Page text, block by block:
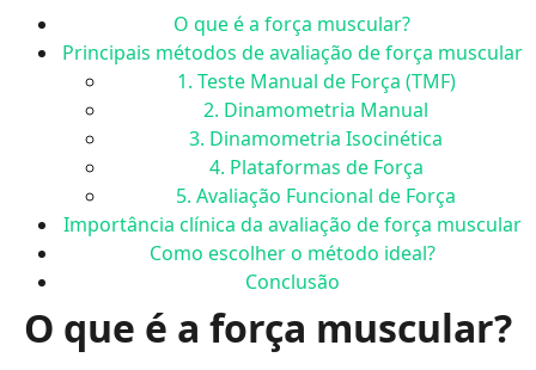
O que é a força muscular?
Principais métodos de avaliação de força muscular
1. Teste Manual de Força (TMF)
2. Dinamometria Manual
3. Dinamometria Isocinética
4. Plataformas de Força
5. Avaliação Funcional de Força
Importância clínica da avaliação de força muscular
Como escolher o método ideal?
Conclusão
O que é a força muscular?